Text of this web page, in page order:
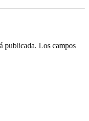
publicada. Los campos